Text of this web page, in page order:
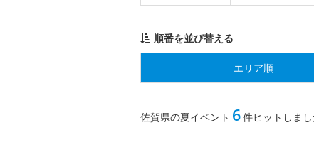
順番を並び替える
エリア順
佐賀県の夏イベント 6件ヒットしまし